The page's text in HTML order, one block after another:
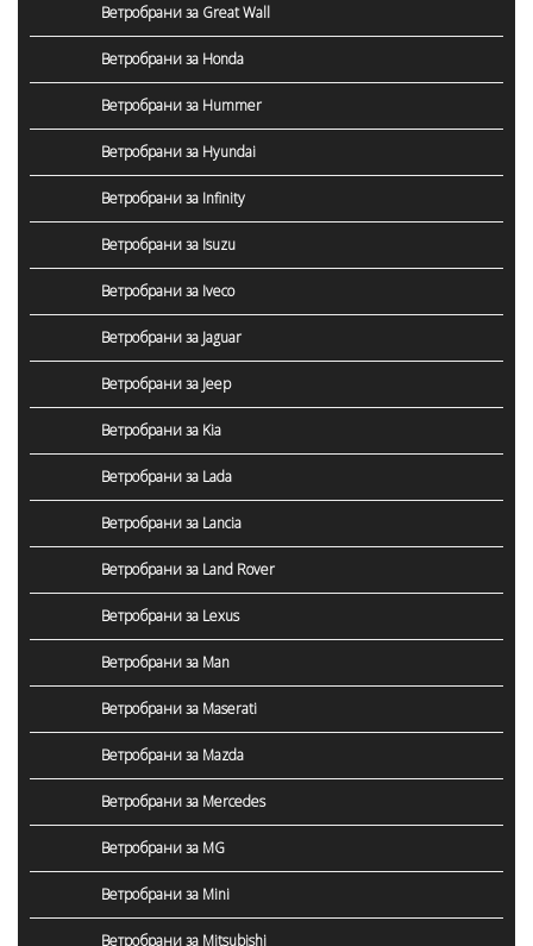
Ветробрани за Great Wall
Ветробрани за Honda
Ветробрани за Hummer
Ветробрани за Hyundai
Ветробрани за Infinity
Ветробрани за Isuzu
Ветробрани за Iveco
Ветробрани за Jaguar
Ветробрани за Jeep
Ветробрани за Kia
Ветробрани за Lada
Ветробрани за Lancia
Ветробрани за Land Rover
Ветробрани за Lexus
Ветробрани за Man
Ветробрани за Maserati
Ветробрани за Mazda
Ветробрани за Mercedes
Ветробрани за MG
Ветробрани за Mini
Ветробрани за Mitsubishi